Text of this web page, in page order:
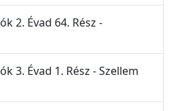
2. Évad 64. Rész -
3. Évad 1. Rész - Szellem